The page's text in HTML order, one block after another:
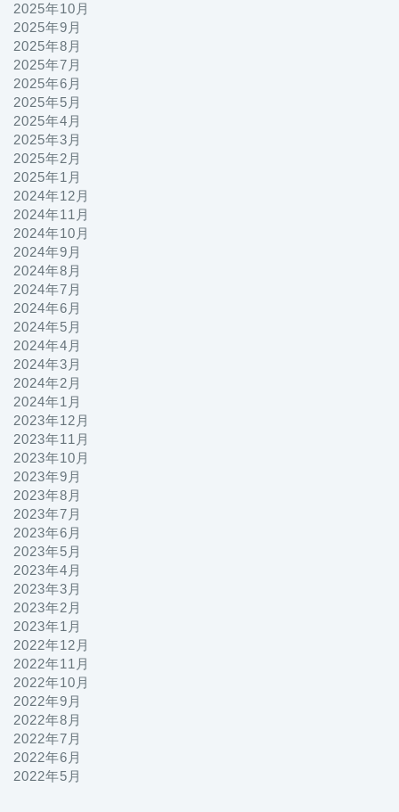
2025年10月
2025年9月
2025年8月
2025年7月
2025年6月
2025年5月
2025年4月
2025年3月
2025年2月
2025年1月
2024年12月
2024年11月
2024年10月
2024年9月
2024年8月
2024年7月
2024年6月
2024年5月
2024年4月
2024年3月
2024年2月
2024年1月
2023年12月
2023年11月
2023年10月
2023年9月
2023年8月
2023年7月
2023年6月
2023年5月
2023年4月
2023年3月
2023年2月
2023年1月
2022年12月
2022年11月
2022年10月
2022年9月
2022年8月
2022年7月
2022年6月
2022年5月